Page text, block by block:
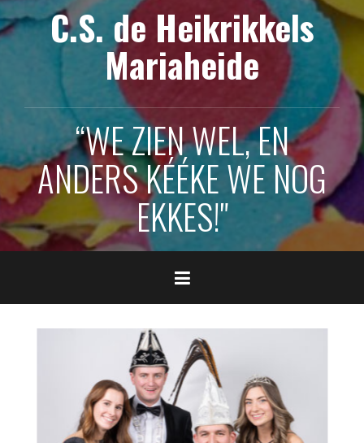
C.S. de Heikrikkels
Mariaheide
“WE ZIEN WEL, EN
ANDERS KÉÉKE WE NOG
EKKES!"